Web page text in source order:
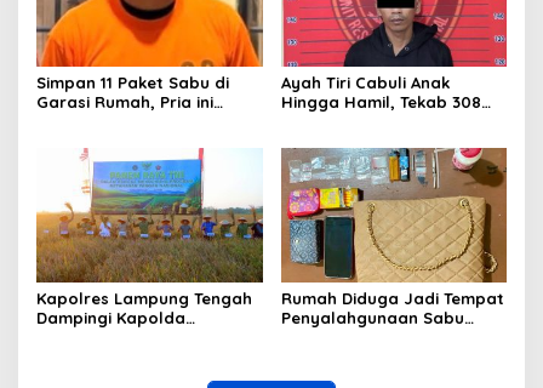
Simpan 11 Paket Sabu di
Garasi Rumah, Pria ini
Ayah Tiri Cabuli Anak
Hingga Hamil, Tekab 308
Pelaku
Kapolres Lampung Tengah
Dampingi Kapolda
Rumah Diduga Jadi Tempat
Penyalahgunaan Sabu